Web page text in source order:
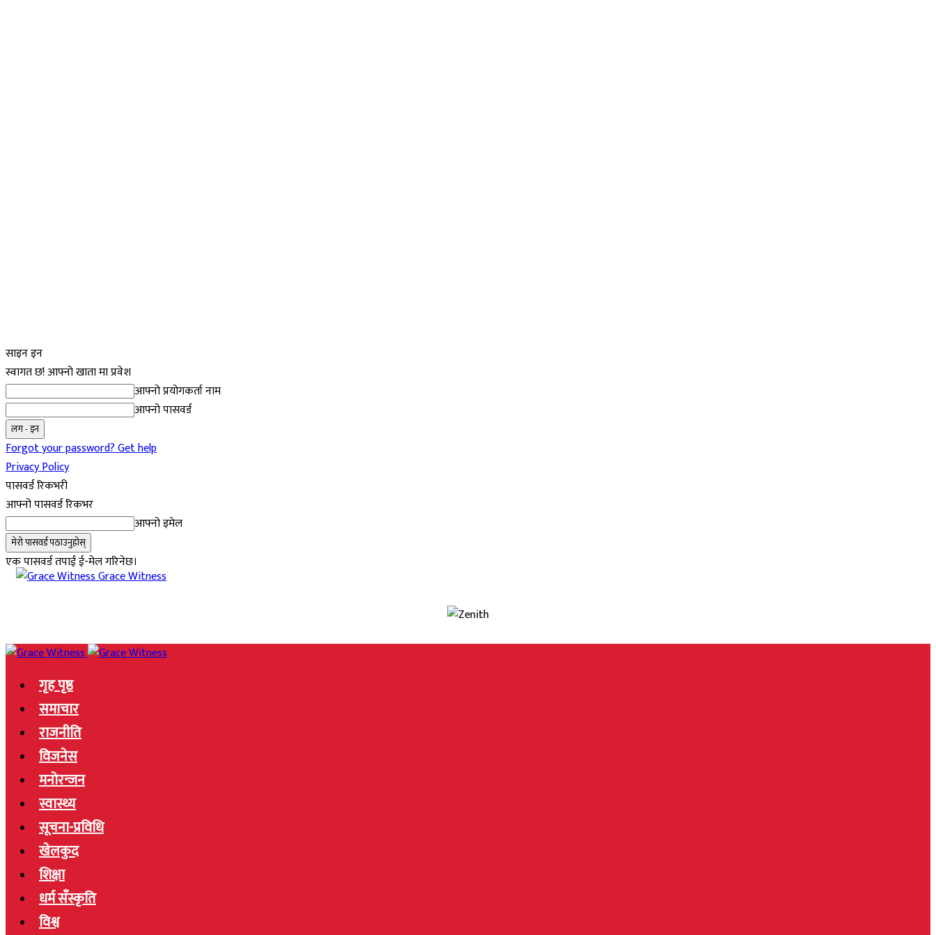
साइन इन
स्वागत छ! आफ्नो खाता मा प्रवेश
आफ्नो प्रयोगकर्ता नाम
आफ्नो पासवर्ड
Forgot your password? Get help
Privacy Policy
पासवर्ड रिकभरी
आफ्नो पासवर्ड रिकभर
आफ्नो इमेल
एक पासवर्ड तपाईं ई-मेल गरिनेछ।
Grace Witness
गृह पृष्ठ
समाचार
राजनीति
विजनेस
मनोरन्जन
स्वास्थ्य
सूचना-प्रविधि
खेलकुद
शिक्षा
धर्म सँस्कृति
विश्व